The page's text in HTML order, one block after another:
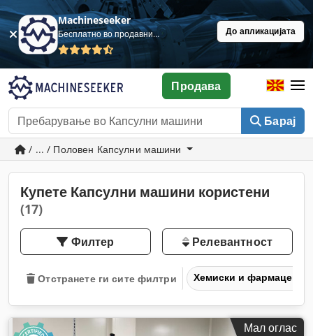
Machineseeker
Бесплатно во продавница До апликацијата
Барај
Продава
/ ... / Половен Капсулни машини
Купете Капсулни машини користени
(17)
Филтер Релевантност
Отстранете ги сите филтри Хемиски и
Мал оглас